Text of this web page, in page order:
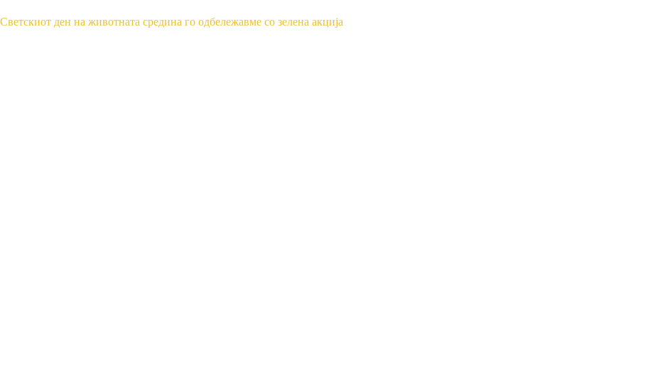
Светскиот ден на животната средина го одбележавме со зелена акција